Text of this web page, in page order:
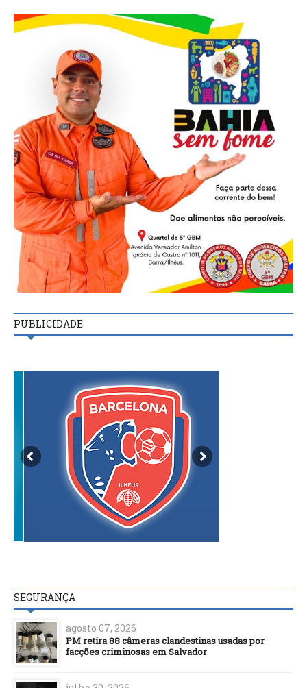
PUBLICIDADE
SEGURANÇA
agosto 07, 2026
PM retira 88 câmeras clandestinas usadas por
facções criminosas em Salvador